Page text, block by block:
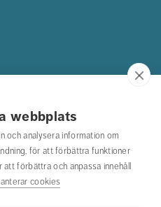
webbplats
och analysera information om
för att förbättra funktioner
förbättra och anpassa innehåll
cookies